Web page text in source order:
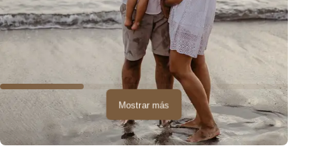
Mostrar más